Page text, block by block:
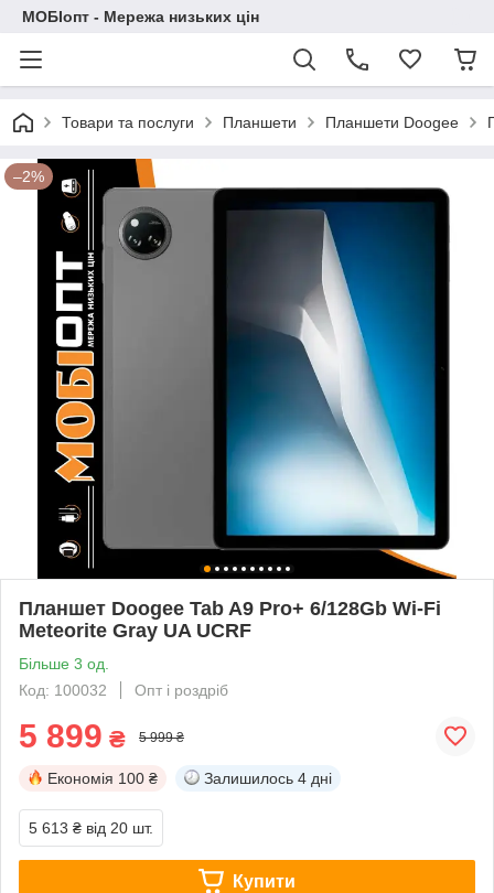
МОБІопт - Мережа низьких цін
Товари та послуги Планшети Планшети Doogee
–2%
Планшет Doogee Tab A9 Pro+ 6/128Gb Wi-Fi
Meteorite Gray UA UCRF
Більше 3 од.
Код: 100032
Опт і роздріб
5 899 ₴ 5 999 ₴
Економія 100 ₴ Залишилось 4 дні
5 613 ₴ від 20 шт.
Купити